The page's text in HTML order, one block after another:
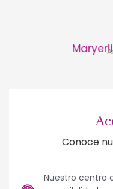
Conoce
Nuestro centro